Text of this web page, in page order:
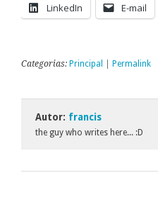
LinkedIn E-mail
Categorias: Principal Permalink
Autor: francis
the guy who writes here... :D